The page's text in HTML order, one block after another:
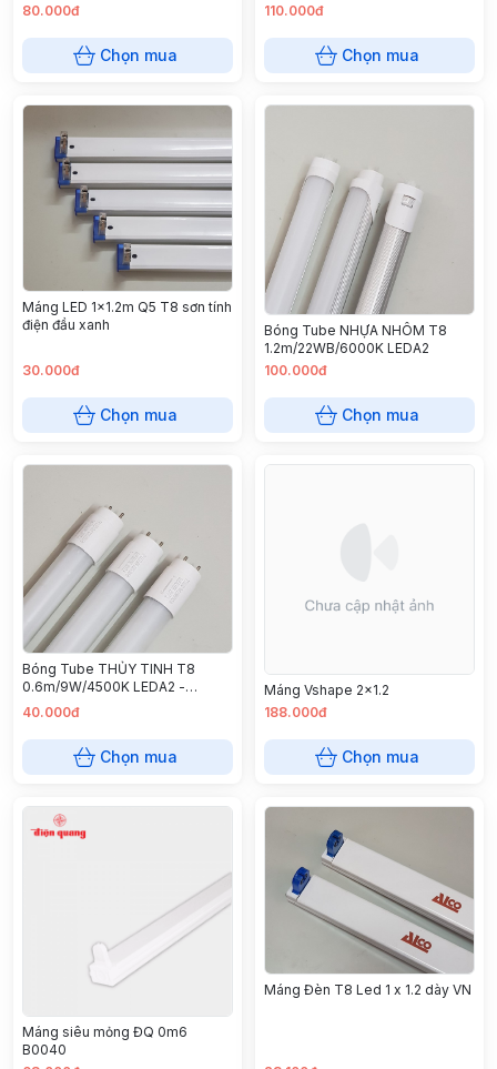
80.000đ
Chọn mua
110.000đ
Chọn mua
Máng LED 1x1.2m Q5 T8 sơn tính
điện đầu xanh
30.000đ
Chọn mua
Bóng Tube NHỰA NHÔM T8
1.2m/22WB/6000K LEDA2
100.000đ
Chọn mua
Bóng Tube THỦY TINH T8
0.6m/9W/4500K LEDA2 -
vàng(AL-T8SGZ06-B)
40.000đ
Chọn mua
Máng Vshape 2x1.2
188.000đ
Chọn mua
Máng siêu mỏng ĐQ 0m6
B0040
Máng Đèn T8 Led 1 x 1.2 dày VN